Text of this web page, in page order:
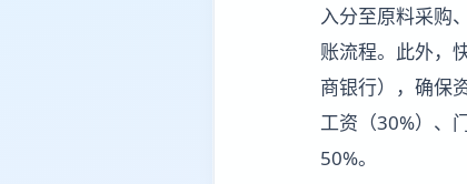
入分至原料采购
账流程。此外，
商银行），确保
工资（30%）、
50%。